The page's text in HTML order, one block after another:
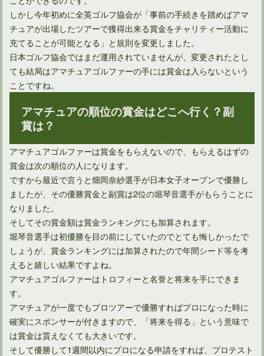
ゴルフルールに定められていた二度打ちが消える理由とは？
ゴルフルールの改正で池の処置は大幅に変わるのか？
しかし今年初めに全英ゴルフ協会が「事前の手続きを踏めばアマ
チュアが出場したツアーで獲得出来る賞金をチャリティー活動に
充てることが可能となる」と規則を変更しました。
日本ゴルフ協会ではまだ運用されていませんが、変更されたとし
ても結局はアマチュアゴルファーの手には賞金は入らないという
ことですね。
アマチュアの順位の賞金はどこへ行く？副
賞は？
アマチュアゴルファーは賞金をもらえないので、もらえるはずの
賞金は次の順位の人になります。
ですから最近で言うと畑岡奈紗選手が日本女子オープンで優勝し
ましたが、その優勝賞金と副賞は2位の堀琴音選手がもらうことに
なりました。
そしてその賞金額は賞金ランキングにも加算されます。
堀琴音選手は初優勝を目の前にしていたのでとても悔しかったで
しょうが、賞金ランキングには加算されたので年間シード等を考
えると嬉しい結果ですよね。
アマチュアゴルファーはトロフィーと名誉と将来を手にできま
す。
アマチュアが一度でもプロツアーで優勝すればプロになった時に
確実にスポンサーが付きますので、「将来を得る」という意味で
は賞金は貰えなくても大きいです。
そして優勝して1週間以内にプロになる申請をすれば、プロテスト